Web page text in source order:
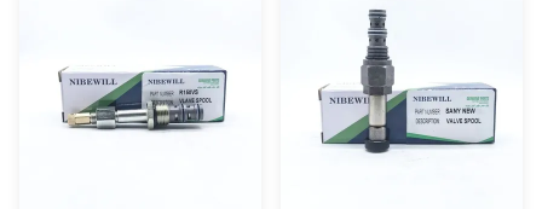
7 R215-7 R220-7 R265-7
R305-7 Quality Good quality
Excavator & Loader Parts
Brand NIBEWILL/Neutral or
as required Vehicle
Construction vehicle,
excavator, and bulldozer parts